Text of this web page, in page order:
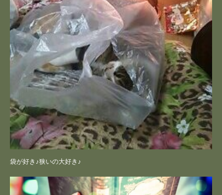
袋が好き♪狭いの大好き♪